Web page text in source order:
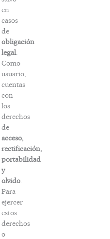
en
casos
de
obligación
legal.
Como
usuario,
cuentas
con
los
derechos
de
acceso,
rectificación,
portabilidad
y
olvido.
Para
ejercer
estos
derechos
o